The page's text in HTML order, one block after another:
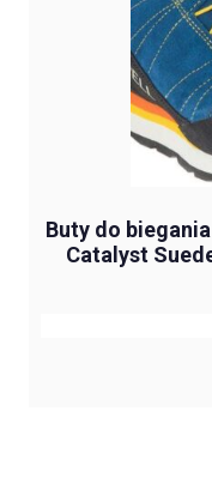
Buty do
Catalyst